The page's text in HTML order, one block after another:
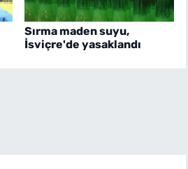
Sırma maden suyu,
İsviçre'de yasaklandı